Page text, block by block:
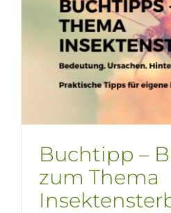
Buchtipp –
zum Thema